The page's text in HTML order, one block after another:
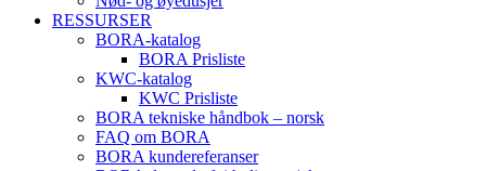
RESSURSER
BORA-katalog
BORA Prisliste
KWC-katalog
KWC Prisliste
BORA tekniske håndbok – norsk
FAQ om BORA
BORA kundereferanser